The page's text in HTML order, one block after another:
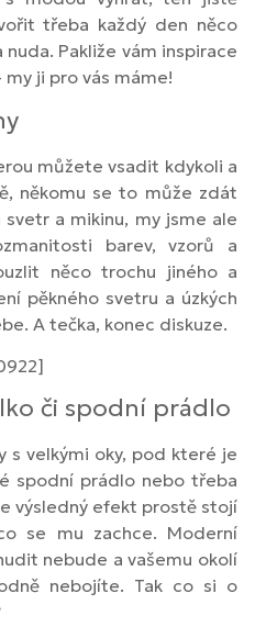
třeba každý den něco
Pakliže vám inspirace
ji pro vás máme!
můžete vsadit kdykoli a
někomu se to může zdát
a mikinu, my jsme ale
barev, vzorů a
něco trochu jiného a
pěkného svetru a úzkých
A tečka, konec diskuze.
či spodní prádlo
s velkými oky, pod které je
spodní prádlo nebo třeba
výsledný efekt prostě stojí
se mu zachce. Moderní
nebude a vašemu okolí
nebojíte. Tak co si o